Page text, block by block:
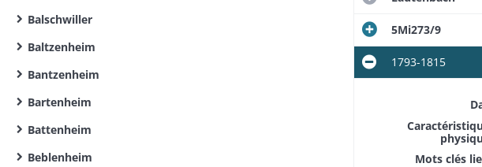
Balschwiller
Baltzenheim
Bantzenheim
Bartenheim
Battenheim
Beblenheim
5Mi273/9
1793-1815
Mots clés